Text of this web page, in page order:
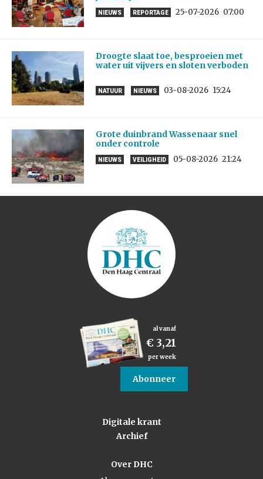
NIEUWS REPORTAGE 25-07-2026 07:00
Droogte slaat toe, besproeien met
water uit vijvers en sloten verboden
NATUUR NIEUWS 03-08-2026 15:24
Grote duinbrand Wassenaar snel
onder controle
NIEUWS VEILIGHEID 05-08-2026 21:24
al vanaf
€ 3,21
per week
Abonneer
Digitale krant
Archief
Over DHC